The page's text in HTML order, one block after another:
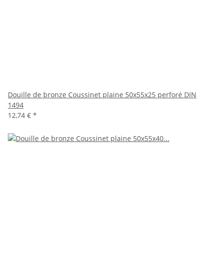
Douille de bronze Coussinet plaine 50x55x25 perforé DIN
1494
12,74 € *